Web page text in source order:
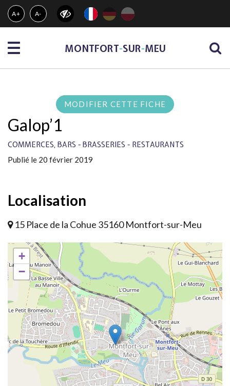
Gestion des traceurs
A+ A-
Menu MONTFORT-SUR-MEU
MODIFIER CETTE FICHE
Galop’1
COMMERCES, BARS - BRASSERIES - RESTAURANTS
Publié le 20 février 2019
Localisation
15 Place de la Cohue 35160 Montfort-sur-Meu
+
−